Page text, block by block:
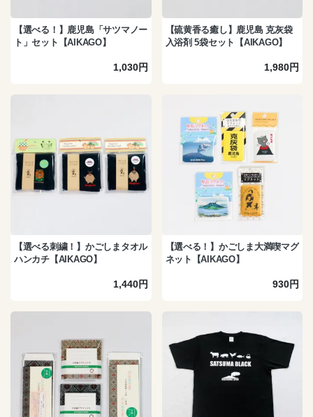
【選べる！】鹿児島「サツマノー
ト」セット【AIKAGO】
1,030円
【硫黄香る癒し】鹿児島 克灰袋
入浴剤 5袋セット【AIKAGO】
1,980円
【選べる刺繍！】かごしまタオル
ハンカチ【AIKAGO】
1,440円
【選べる！】かごしま大満喫マグ
ネット【AIKAGO】
930円